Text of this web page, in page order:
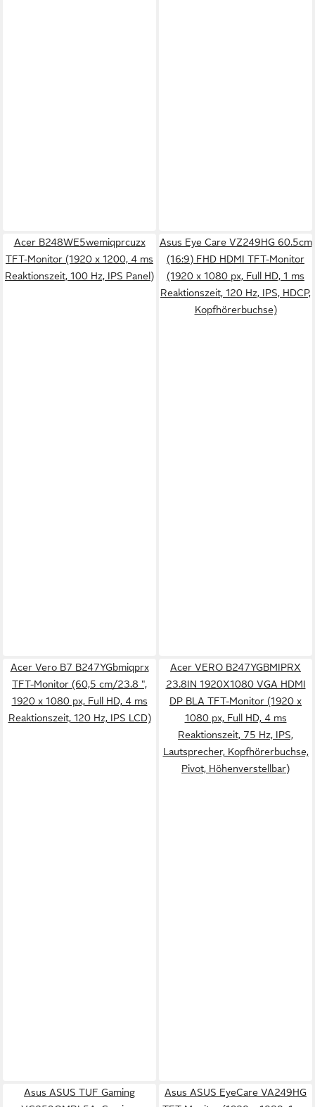
Acer B248WE5wemiqprcuzx
TFT-Monitor (1920 x 1200, 4 ms
Reaktionszeit, 100 Hz, IPS Panel)
Asus Eye Care VZ249HG 60.5cm
(16:9) FHD HDMI TFT-Monitor
(1920 x 1080 px, Full HD, 1 ms
Reaktionszeit, 120 Hz, IPS, HDCP,
Kopfhörerbuchse)
Acer Vero B7 B247YGbmiqprx
TFT-Monitor (60,5 cm/23.8 ",
1920 x 1080 px, Full HD, 4 ms
Reaktionszeit, 120 Hz, IPS LCD)
Acer VERO B247YGBMIPRX
23.8IN 1920X1080 VGA HDMI
DP BLA TFT-Monitor (1920 x
1080 px, Full HD, 4 ms
Reaktionszeit, 75 Hz, IPS,
Lautsprecher, Kopfhörerbuchse,
Pivot, Höhenverstellbar)
Asus ASUS TUF Gaming
Asus ASUS EyeCare VA249HG